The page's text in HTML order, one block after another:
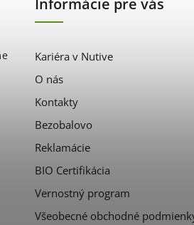
Informácie pre vás
Kariéra v Nutive
O nás
Kontakty
Bezobalovo
Reklamácie
BIO Certifikácia
Vernostný program
Všeobecné obchodné